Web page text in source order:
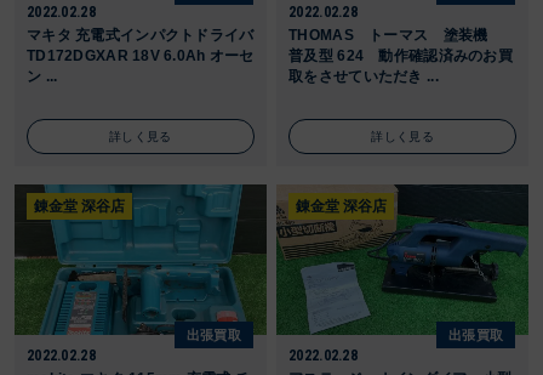
2022.02.28
マキタ 充電式インパクトドライバ
TD172DGXAR 18V 6.0Ah オーセ
ン ...
詳しく見る
2022.02.28
THOMAS トーマス 塗装機
普及型 624 動作確認済みのお買
取をさせていただき ...
詳しく見る
錬金堂 深谷店
出張買取
2022.02.28
錬金堂 深谷店
出張買取
2022.02.28